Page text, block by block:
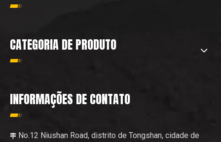
CATEGORIA DE PRODUTO
INFORMAÇÕES DE CONTATO
 No.12 Niushan Road, distrito de Tongshan, cidade de